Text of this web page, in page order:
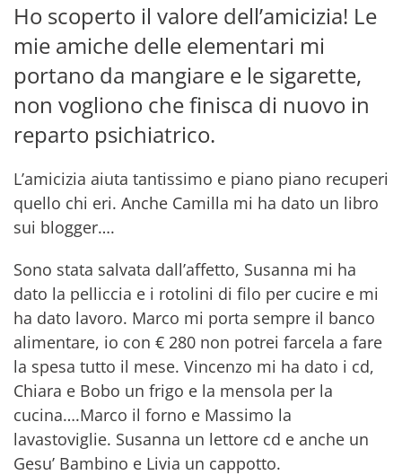
Ho scoperto il valore dell’amicizia! Le
mie amiche delle elementari mi
portano da mangiare e le sigarette,
non vogliono che finisca di nuovo in
reparto psichiatrico.
L’amicizia aiuta tantissimo e piano piano recuperi
quello chi eri. Anche Camilla mi ha dato un libro
sui blogger….
Sono stata salvata dall’affetto, Susanna mi ha
dato la pelliccia e i rotolini di filo per cucire e mi
ha dato lavoro. Marco mi porta sempre il banco
alimentare, io con € 280 non potrei farcela a fare
la spesa tutto il mese. Vincenzo mi ha dato i cd,
Chiara e Bobo un frigo e la mensola per la
cucina….Marco il forno e Massimo la
lavastoviglie. Susanna un lettore cd e anche un
Gesu’ Bambino e Livia un cappotto.